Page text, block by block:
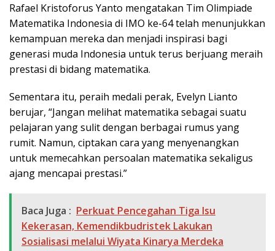
Rafael Kristoforus Yanto mengatakan Tim Olimpiade
Matematika Indonesia di IMO ke-64 telah menunjukkan
kemampuan mereka dan menjadi inspirasi bagi
generasi muda Indonesia untuk terus berjuang meraih
prestasi di bidang matematika.
Sementara itu, peraih medali perak, Evelyn Lianto
berujar, “Jangan melihat matematika sebagai suatu
pelajaran yang sulit dengan berbagai rumus yang
rumit. Namun, ciptakan cara yang menyenangkan
untuk memecahkan persoalan matematika sekaligus
ajang mencapai prestasi.”
Baca Juga : Perkuat Pencegahan Tiga Isu
Kekerasan, Kemendikbudristek Lakukan
Sosialisasi melalui Wiyata Kinarya Merdeka